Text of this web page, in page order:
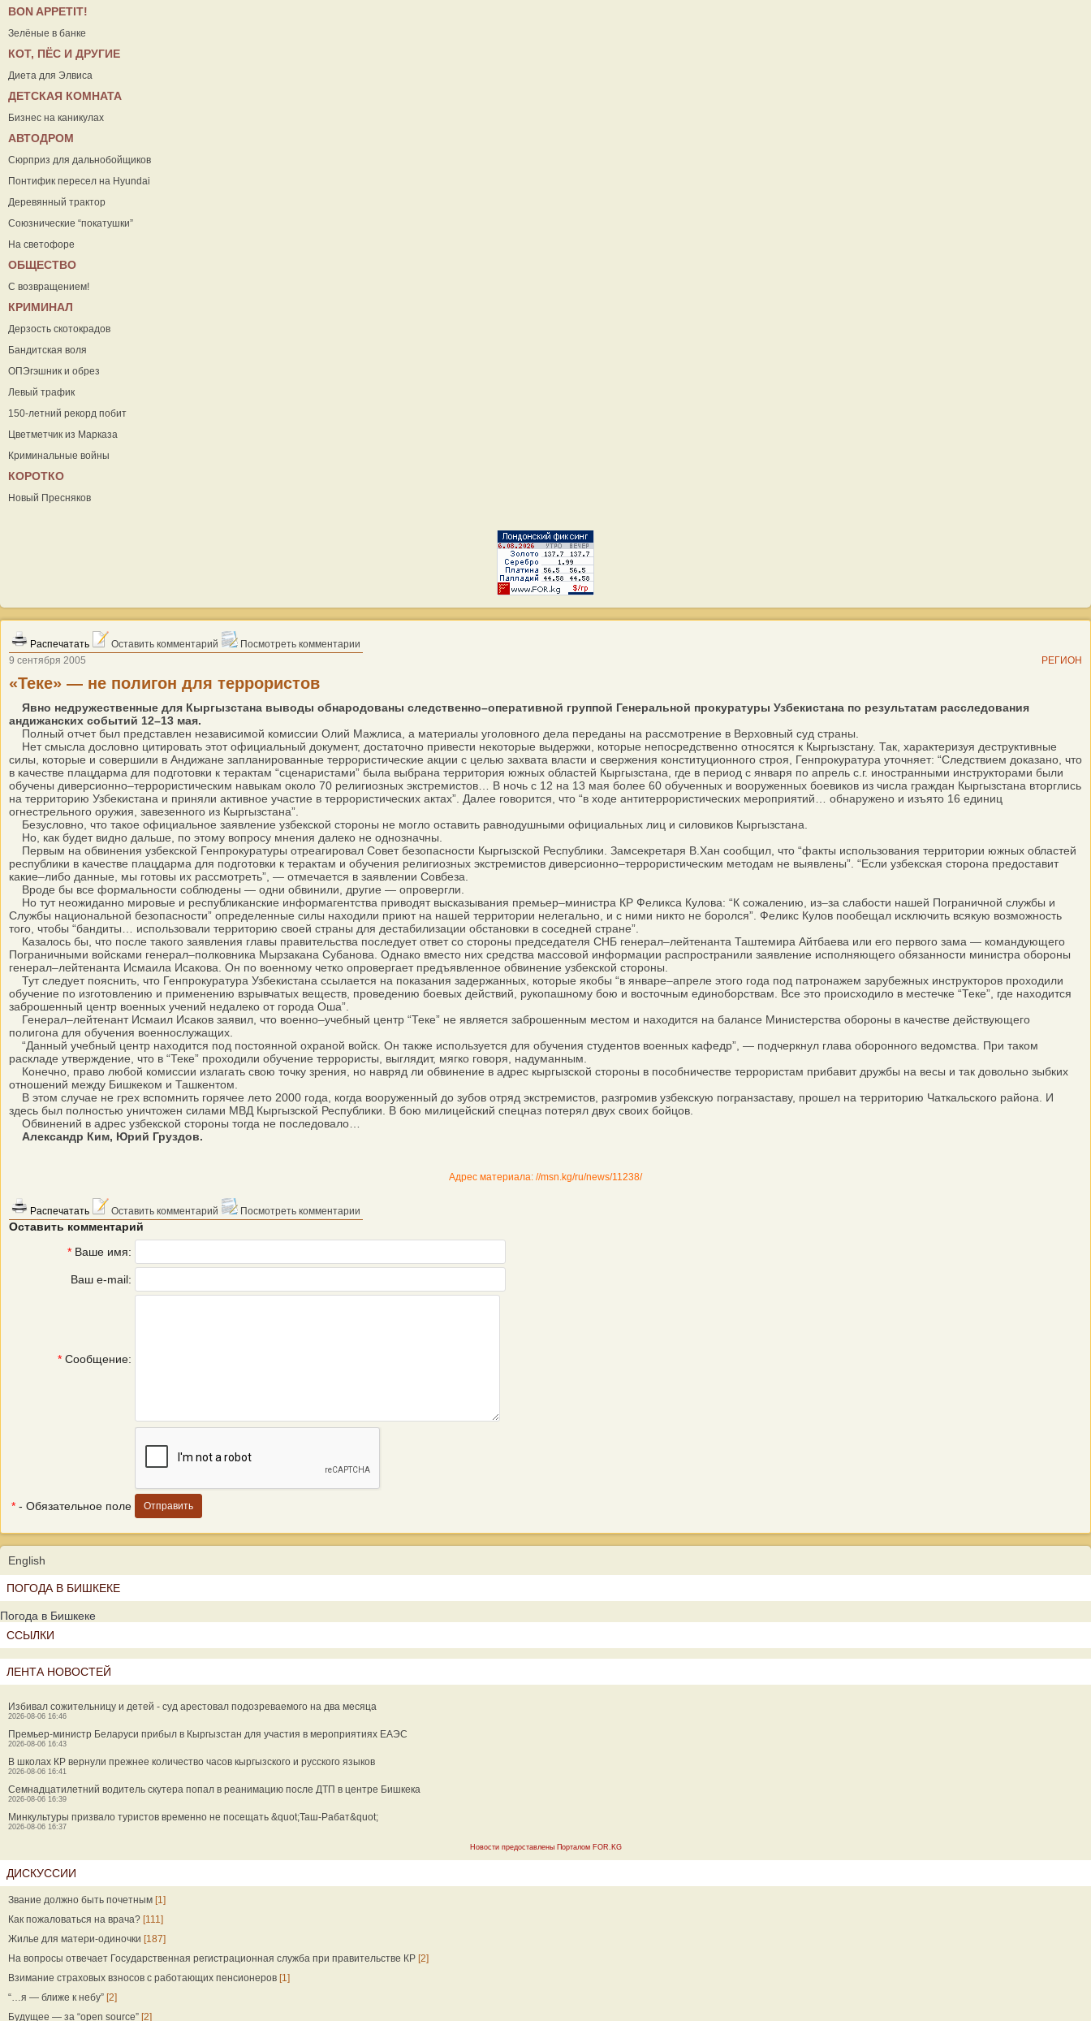
ВON APPETIT!
Зелёные в банке
КОТ, ПЁС И ДРУГИЕ
Диета для Элвиса
ДЕТСКАЯ КОМНАТА
Бизнес на каникулах
АВТОДРОМ
Сюрприз для дальнобойщиков
Понтифик пересел на Hyundai
Деревянный трактор
Союзнические “покатушки”
На светофоре
ОБЩЕСТВО
С возвращением!
КРИМИНАЛ
Дерзость скотокрадов
Бандитская воля
ОПЭгэшник и обрез
Левый трафик
150-летний рекорд побит
Цветметчик из Марказа
Криминальные войны
КОРОТКО
Новый Пресняков
Распечатать Оставить комментарий
Посмотреть комментарии
9 сентября 2005
РЕГИОН
«Теке» — не полигон для террористов
Явно недружественные для Кыргызстана выводы обнародованы следственно–оперативной группой Генеральной прокуратуры Узбекистана по результатам расследования
андижанских событий 12–13 мая.
Полный отчет был представлен независимой комиссии Олий Мажлиса, а материалы уголовного дела переданы на рассмотрение в Верховный суд страны.
Нет смысла дословно цитировать этот официальный документ, достаточно привести некоторые выдержки, которые непосредственно относятся к Кыргызстану. Так, характеризуя деструктивные
силы, которые и совершили в Андижане запланированные террористические акции с целью захвата власти и свержения конституционного строя, Генпрокуратура уточняет: “Следствием доказано, что
в качестве плацдарма для подготовки к терактам “сценаристами” была выбрана территория южных областей Кыргызстана, где в период с января по апрель с.г. иностранными инструкторами были
обучены диверсионно–террористическим навыкам около 70 религиозных экстремистов… В ночь с 12 на 13 мая более 60 обученных и вооруженных боевиков из числа граждан Кыргызстана вторглись
на территорию Узбекистана и приняли активное участие в террористических актах”. Далее говорится, что “в ходе антитеррористических мероприятий… обнаружено и изъято 16 единиц
огнестрельного оружия, завезенного из Кыргызстана”.
Безусловно, что такое официальное заявление узбекской стороны не могло оставить равнодушными официальных лиц и силовиков Кыргызстана.
Но, как будет видно дальше, по этому вопросу мнения далеко не однозначны.
Первым на обвинения узбекской Генпрокуратуры отреагировал Совет безопасности Кыргызской Республики. Замсекретаря В.Хан сообщил, что “факты использования территории южных областей
республики в качестве плацдарма для подготовки к терактам и обучения религиозных экстремистов диверсионно–террористическим методам не выявлены”. “Если узбекская сторона предоставит
какие–либо данные, мы готовы их рассмотреть”, — отмечается в заявлении Совбеза.
Вроде бы все формальности соблюдены — одни обвинили, другие — опровергли.
Но тут неожиданно мировые и республиканские информагентства приводят высказывания премьер–министра КР Феликса Кулова: “К сожалению, из–за слабости нашей Пограничной службы и
Службы национальной безопасности” определенные силы находили приют на нашей территории нелегально, и с ними никто не боролся”. Феликс Кулов пообещал исключить всякую возможность
того, чтобы “бандиты… использовали территорию своей страны для дестабилизации обстановки в соседней стране”.
Казалось бы, что после такого заявления главы правительства последует ответ со стороны председателя СНБ генерал–лейтенанта Таштемира Айтбаева или его первого зама — командующего
Пограничными войсками генерал–полковника Мырзакана Субанова. Однако вместо них средства массовой информации распространили заявление исполняющего обязанности министра обороны
генерал–лейтенанта Исмаила Исакова. Он по военному четко опровергает предъявленное обвинение узбекской стороны.
Тут следует пояснить, что Генпрокуратура Узбекистана ссылается на показания задержанных, которые якобы “в январе–апреле этого года под патронажем зарубежных инструкторов проходили
обучение по изготовлению и применению взрывчатых веществ, проведению боевых действий, рукопашному бою и восточным единоборствам. Все это происходило в местечке “Теке”, где находится
заброшенный центр военных учений недалеко от города Оша”.
Генерал–лейтенант Исмаил Исаков заявил, что военно–учебный центр “Теке” не является заброшенным местом и находится на балансе Министерства обороны в качестве действующего
полигона для обучения военнослужащих.
“Данный учебный центр находится под постоянной охраной войск. Он также используется для обучения студентов военных кафедр”, — подчеркнул глава оборонного ведомства. При таком
раскладе утверждение, что в “Теке” проходили обучение террористы, выглядит, мягко говоря, надуманным.
Конечно, право любой комиссии излагать свою точку зрения, но навряд ли обвинение в адрес кыргызской стороны в пособничестве террористам прибавит дружбы на весы и так довольно зыбких
отношений между Бишкеком и Ташкентом.
В этом случае не грех вспомнить горячее лето 2000 года, когда вооруженный до зубов отряд экстремистов, разгромив узбекскую погранзаставу, прошел на территорию Чаткальского района. И
здесь был полностью уничтожен силами МВД Кыргызской Республики. В бою милицейский спецназ потерял двух своих бойцов.
Обвинений в адрес узбекской стороны тогда не последовало…
Александр Ким, Юрий Груздов.
Адрес материала: //msn.kg/ru/news/11238/
Распечатать Оставить комментарий Посмотреть комментарии
Оставить комментарий
* Ваше имя:
Ваш e-mail:
* Сообщение:
* - Обязательное поле
English
ПОГОДА В БИШКЕКЕ
Погода в Бишкеке
ССЫЛКИ
ЛЕНТА НОВОСТЕЙ
Избивал сожительницу и детей - суд арестовал подозреваемого на два месяца
2026-08-06 16:46
Премьер-министр Беларуси прибыл в Кыргызстан для участия в мероприятиях ЕАЭС
2026-08-06 16:43
В школах КР вернули прежнее количество часов кыргызского и русского языков
2026-08-06 16:41
Семнадцатилетний водитель скутера попал в реанимацию после ДТП в центре Бишкека
2026-08-06 16:39
Минкультуры призвало туристов временно не посещать &quot;Таш-Рабат&quot;
2026-08-06 16:37
Новости предоставлены Порталом FOR.KG
ДИСКУССИИ
Звание должно быть почетным [1]
Как пожаловаться на врача? [111]
Жилье для матери-одиночки [187]
На вопросы отвечает Государственная регистрационная служба при правительстве КР [2]
Взимание страховых взносов с работающих пенсионеров [1]
“…я — ближе к небу” [2]
Будущее — за “open source” [2]